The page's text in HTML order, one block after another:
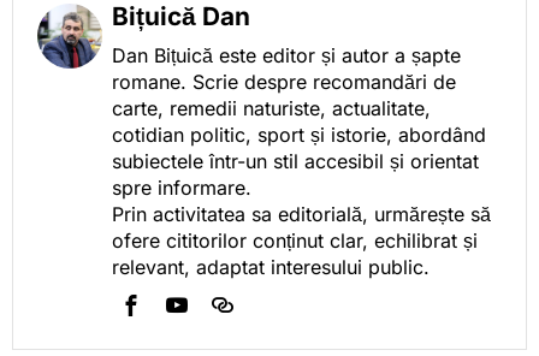
Bițuică Dan
Dan Bițuică este editor și autor a șapte
romane. Scrie despre recomandări de
carte, remedii naturiste, actualitate,
cotidian politic, sport și istorie, abordând
subiectele într-un stil accesibil și orientat
spre informare.
Prin activitatea sa editorială, urmărește să
ofere cititorilor conținut clar, echilibrat și
relevant, adaptat interesului public.